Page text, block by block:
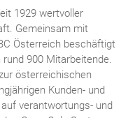
1929 wertvoller
Gemeinsam mit
Österreich beschäftigt
900 Mitarbeitende.
österreichischen
Kunden- und
verantwortungs- und